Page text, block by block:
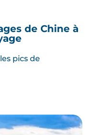
de Chine à
pics de